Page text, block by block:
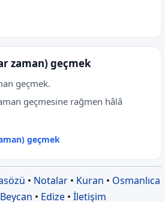
zaman) geçmek
geçmek.
geçmesine rağmen hâlâ
geçmek
• Notalar• Kuran • Osmanlıca
Beycan • Edize• İletişim